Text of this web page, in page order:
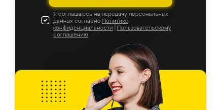
Я соглашаюсь на передачу персональных
данных согласно Политике
конфиденциальности
Пользовательскому
соглашению